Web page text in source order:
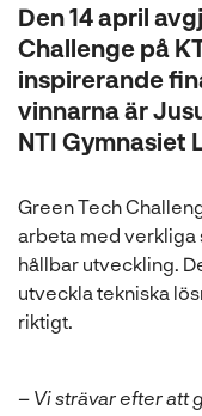
Den 14 april
Challenge på
inspirerande
vinnarna är
NTI Gymnasiet
Green Tech
arbeta med verkliga
hållbar utveckling.
utveckla tekniska
riktigt.
– Vi strävar efter att